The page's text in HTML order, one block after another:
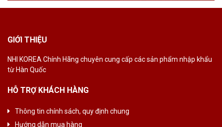
GIỚI THIỆU
NHI KOREA Chính Hãng chuyên cung cấp các sản phẩm nhập khẩu
từ Hàn Quốc
HỖ TRỢ KHÁCH HÀNG
Thông tin chính sách, quy định chung
Hướng dẫn mua hàng